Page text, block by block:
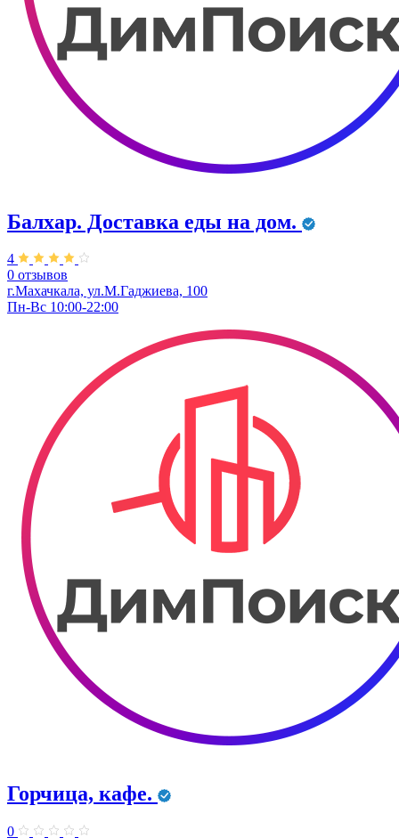
Балхар. Доставка еды на дом.
4
0 отзывов
г.Махачкала, ул.М.Гаджиева, 100
Пн-Вс 10:00-22:00
Горчица, кафе.
0